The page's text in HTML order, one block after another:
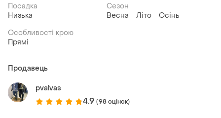
Посадка
Низька
Сезон
Весна
Літо
Осінь
Особливості крою
Прямі
Продавець
pvalvas
4.9 (98 оцінок)